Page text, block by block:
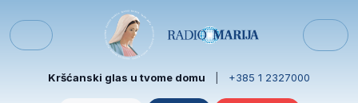
Menu
Kršćanski glas u tvome domu +385 1 2327000